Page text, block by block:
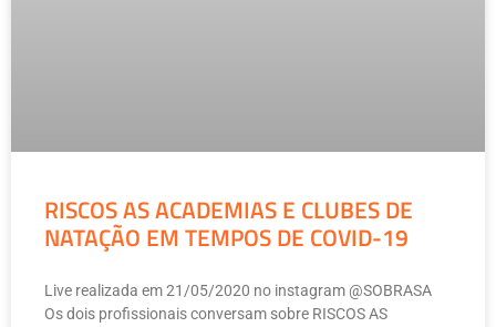
RISCOS AS ACADEMIAS E CLUBES DE
NATAÇÃO EM TEMPOS DE COVID-19
Live realizada em 21/05/2020 no instagram @SOBRASA
Os dois profissionais conversam sobre RISCOS AS